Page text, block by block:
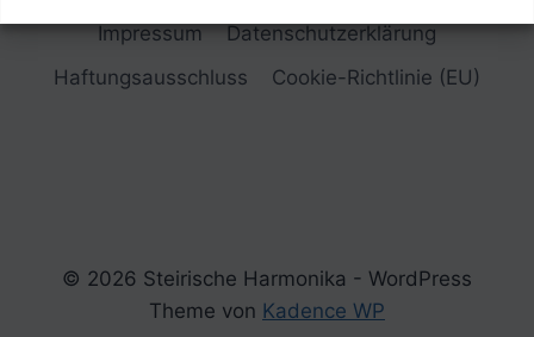
Impressum
Datenschutzerklärung
Haftungsausschluss
Cookie-Richtlinie (EU)
© 2026 Steirische Harmonika - WordPress
Theme von Kadence WP